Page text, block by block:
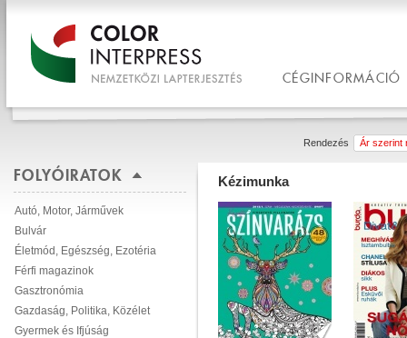
CÉGINFORMÁCIÓ
Rendezés Ár szerint
FOLYÓIRATOK
Autó, Motor, Járművek
Bulvár
Életmód, Egészség, Ezotéria
Férfi magazinok
Gasztronómia
Gazdaság, Politika, Közélet
Gyermek és Ifjúság
Kézimunka